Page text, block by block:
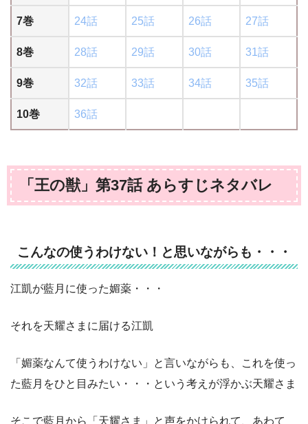
7巻 24話 25話 26話 27話
8巻 28話 29話 30話 31話
9巻 32話 33話 34話 35話
10巻 36話
「王の獣」第37話 あらすじネタバレ
こんなの使うわけない！と思いながらも・・・
江凱が藍月に使った媚薬・・・
それを天耀さまに届ける江凱
「媚薬なんて使うわけない」と言いながらも、これを使っ
た藍月をひと目みたい・・・という考えが浮かぶ天耀さま
そこで藍月から「天耀さま」と声をかけられて、あわて